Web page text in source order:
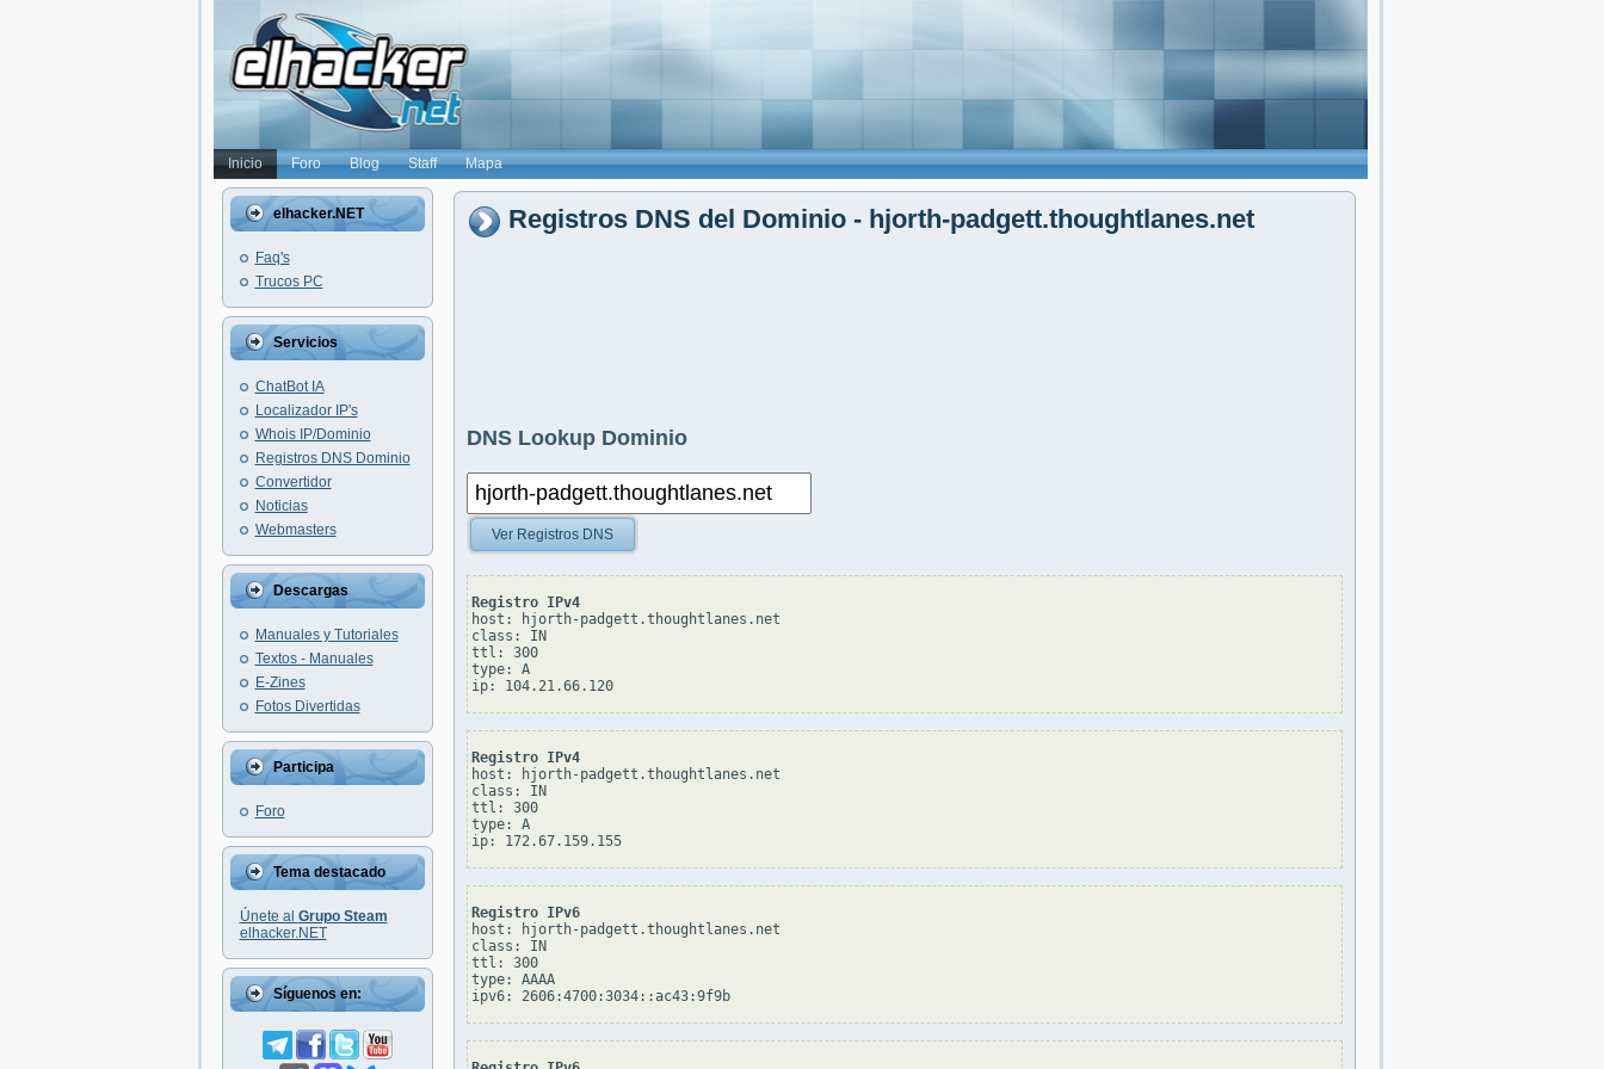
Inicio Foro Blog Staff Mapa
elhacker.NET
Faq's
Trucos PC
Servicios
ChatBot IA
Localizador IP's
Whois IP/Dominio
Registros DNS Dominio
Convertidor
Noticias
Webmasters
Descargas
Manuales y Tutoriales
Textos - Manuales
E-Zines
Fotos Divertidas
Participa
Foro
Tema destacado
Únete al Grupo Steam
elhacker.NET
Síguenos en:
Registros DNS del Dominio - hjorth-padgett.thoughtlanes.net
DNS Lookup Dominio
Ver Registros DNS
Registro IPv4
host: hjorth-padgett.thoughtlanes.net
class: IN
ttl: 300
type: A
ip: 104.21.66.120
Registro IPv4
host: hjorth-padgett.thoughtlanes.net
class: IN
ttl: 300
type: A
ip: 172.67.159.155
Registro IPv6
host: hjorth-padgett.thoughtlanes.net
class: IN
ttl: 300
type: AAAA
ipv6: 2606:4700:3034::ac43:9f9b